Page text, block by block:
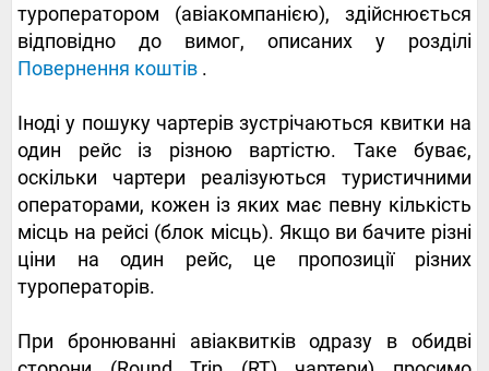
туроператором (авіакомпанією), здійснюється
відповідно до вимог, описаних у розділі
Повернення коштів .
Іноді у пошуку чартерів зустрічаються квитки на
один рейс із різною вартістю. Таке буває,
оскільки чартери реалізуються туристичними
операторами, кожен із яких має певну кількість
місць на рейсі (блок місць). Якщо ви бачите різні
ціни на один рейс, це пропозиції різних
туроператорів.
При бронюванні авіаквитків одразу в обидві